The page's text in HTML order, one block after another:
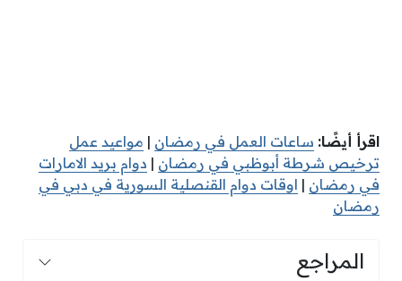
اقرأ أيضًا: ساعات العمل في رمضان | مواعيد عمل
ترخيص شرطة أبوظبي في رمضان | دوام بريد الامارات
في رمضان | اوقات دوام القنصلية السورية في دبي في
رمضان
المراجع